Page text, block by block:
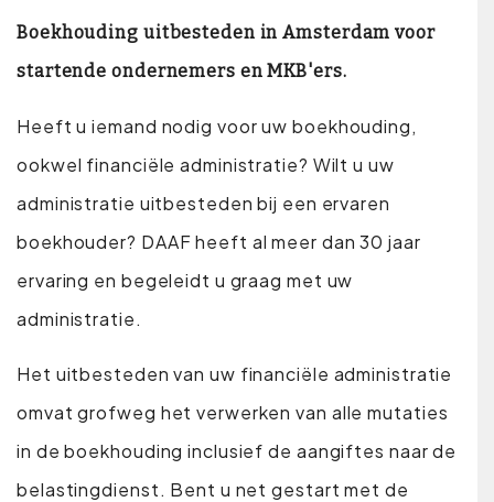
Boekhouding uitbesteden in Amsterdam voor
startende ondernemers en MKB'ers.
Heeft u iemand nodig voor uw boekhouding,
ookwel financiële administratie? Wilt u uw
administratie uitbesteden bij een ervaren
boekhouder? DAAF heeft al meer dan 30 jaar
ervaring en begeleidt u graag met uw
administratie.
Het uitbesteden van uw financiële administratie
omvat grofweg het verwerken van alle mutaties
in de boekhouding inclusief de aangiftes naar de
belastingdienst. Bent u net gestart met de